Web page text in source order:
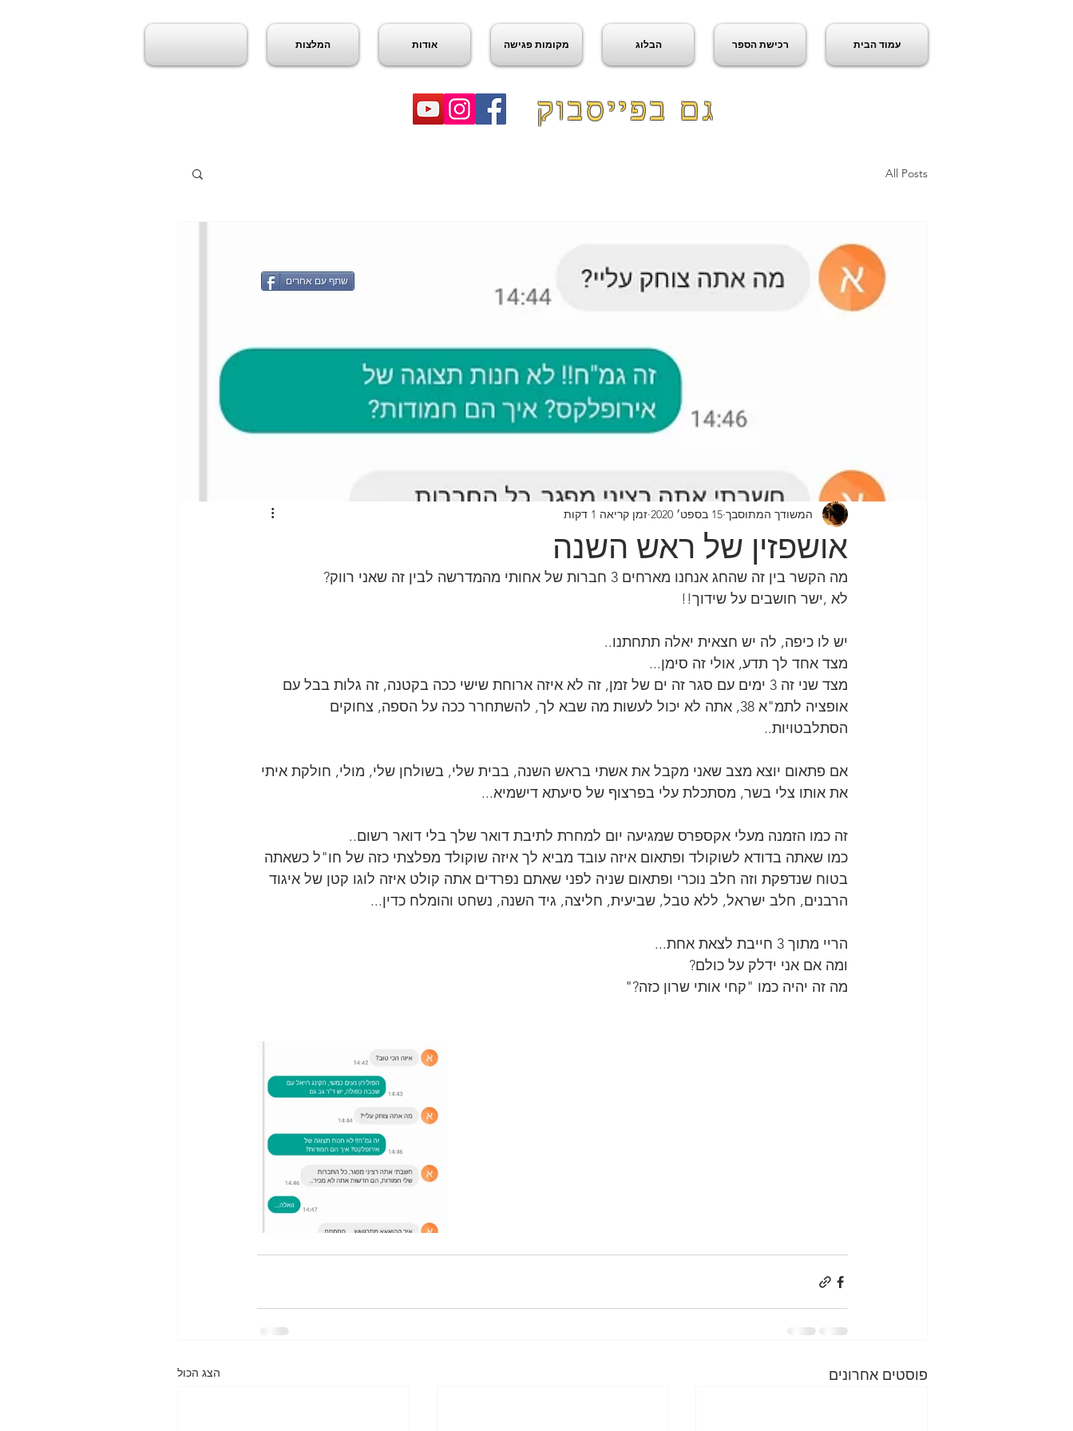
עמוד הבית רכישת הספר הבלוג מקומות פגישה אודות המלצות
גם בפייסבוק
All Posts
אושפזין של ראש השנה
המשודך המתוסבך 15 בספט׳ 2020 זמן קריאה 1 דקות
מה הקשר בין זה שהחג אנחנו מארחים 3 חברות של אחותי מהמדרשה לבין זה שאני רווק?
לא ,ישר חושבים על שידוך!!
יש לו כיפה, לה יש חצאית יאלה תתחתנו..
מצד אחד לך תדע, אולי זה סימן...
מצד שני זה 3 ימים עם סגר זה ים של זמן, זה לא איזה ארוחת שישי ככה בקטנה, זה גלות בבל עם
אופציה לתמ"א 38, אתה לא יכול לעשות מה שבא לך, להשתחרר ככה על הספה, צחוקים
הסתלבטויות..
אם פתאום יוצא מצב שאני מקבל את אשתי בראש השנה, בבית שלי, בשולחן שלי, מולי, חולקת איתי
את אותו צלי בשר, מסתכלת עלי בפרצוף של סיעתא דישמיא...
זה כמו הזמנה מעלי אקספרס שמגיעה יום למחרת לתיבת דואר שלך בלי דואר רשום..
כמו שאתה בדודא לשוקולד ופתאום איזה עובד מביא לך איזה שוקולד מפלצתי כזה של חו"ל כשאתה
בטוח שנדפקת וזה חלב נוכרי ופתאום שניה לפני שאתם נפרדים אתה קולט איזה לוגו קטן של איגוד
הרבנים, חלב ישראל, ללא טבל, שביעית, חליצה, גיד השנה, נשחט והומלח כדין...
הריי מתוך 3 חייבת לצאת אחת...
ומה אם אני ידלק על כולם?
מה זה יהיה כמו "קחי אותי שרון כזה?"
פוסטים אחרונים הצג הכול
שתף עם אחרים